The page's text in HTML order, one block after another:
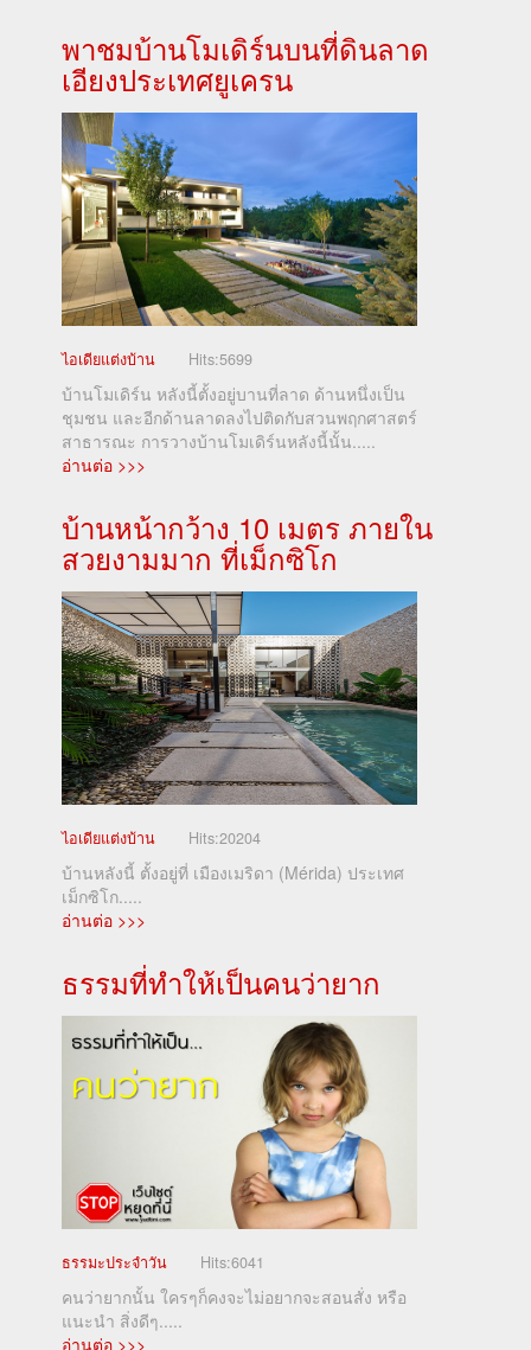
พาชมบ้านโมเดิร์นบนที่ดินลาด
เอียงประเทศยูเครน
ไอเดียแต่งบ้าน Hits:5699
บ้านโมเดิร์น หลังนี้ตั้งอยู่บานที่ลาด ด้านหนึ่งเป็น
ชุมชน และอีกด้านลาดลงไปติดกับสวนพฤกศาสตร์
สาธารณะ การวางบ้านโมเดิร์นหลังนี้นั้น.....
อ่านต่อ >>>
บ้านหน้ากว้าง 10 เมตร ภายใน
สวยงามมาก ที่เม็กซิโก
ไอเดียแต่งบ้าน Hits:20204
บ้านหลังนี้ ตั้งอยู่ที่ เมืองเมริดา (Mérida) ประเทศ
เม็กซิโก.....
อ่านต่อ >>>
ธรรมที่ทำให้เป็นคนว่ายาก
ธรรมะประจำวัน Hits:6041
คนว่ายากนั้น ใครๆก็คงจะไม่อยากจะสอนสั่ง หรือ
แนะนำ สิ่งดีๆ.....
อ่านต่อ >>>